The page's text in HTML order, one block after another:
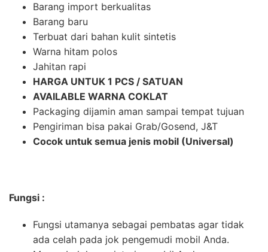
Barang import berkualitas
Barang baru
Terbuat dari bahan kulit sintetis
Warna hitam polos
Jahitan rapi
HARGA UNTUK 1 PCS / SATUAN
AVAILABLE WARNA COKLAT
Packaging dijamin aman sampai tempat tujuan
Pengiriman bisa pakai Grab/Gosend, J&T
Cocok untuk semua jenis mobil (Universal)
Fungsi :
Fungsi utamanya sebagai pembatas agar tidak
ada celah pada jok pengemudi mobil Anda.